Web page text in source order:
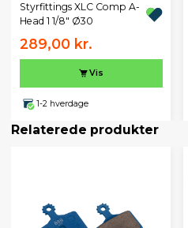
Styrfittings XLC Comp A-
Head 1 1/8" Ø30
289,00 kr.
Vis
1-2 hverdage
Relaterede produkter